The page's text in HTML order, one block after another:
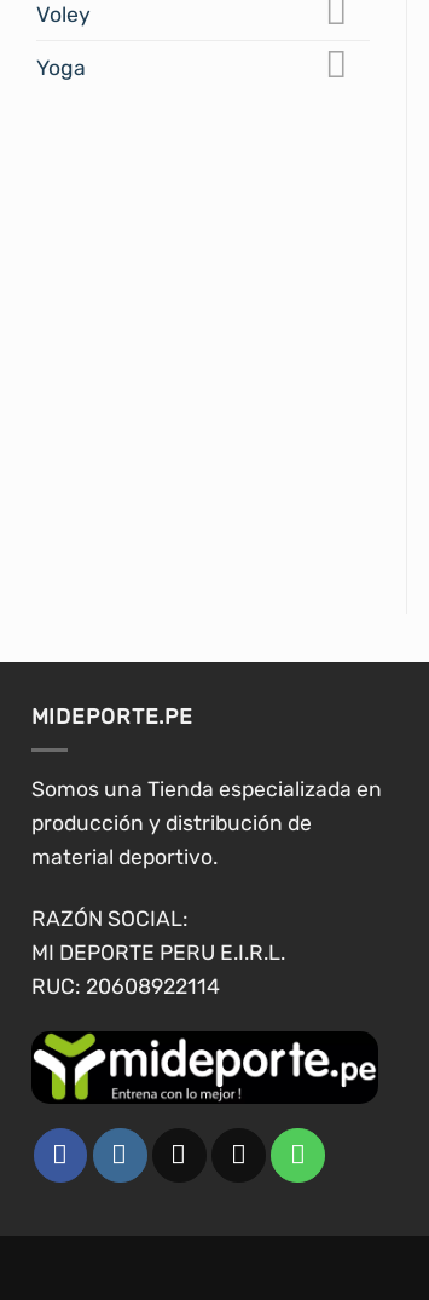
Voley
Yoga
MIDEPORTE.PE
Somos una Tienda especializada en
producción y distribución de
material deportivo.
RAZÓN SOCIAL:
MI DEPORTE PERU E.I.R.L.
RUC: 20608922114